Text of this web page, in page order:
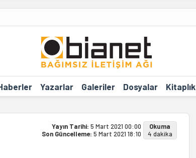
Yazarlar Galeriler Dosyalar Kitaplık
Yayın Tarihi: 5 Mart 2021 00:00
Son Güncelleme: 5 Mart 2021 18:10
Okuma
4 dakika